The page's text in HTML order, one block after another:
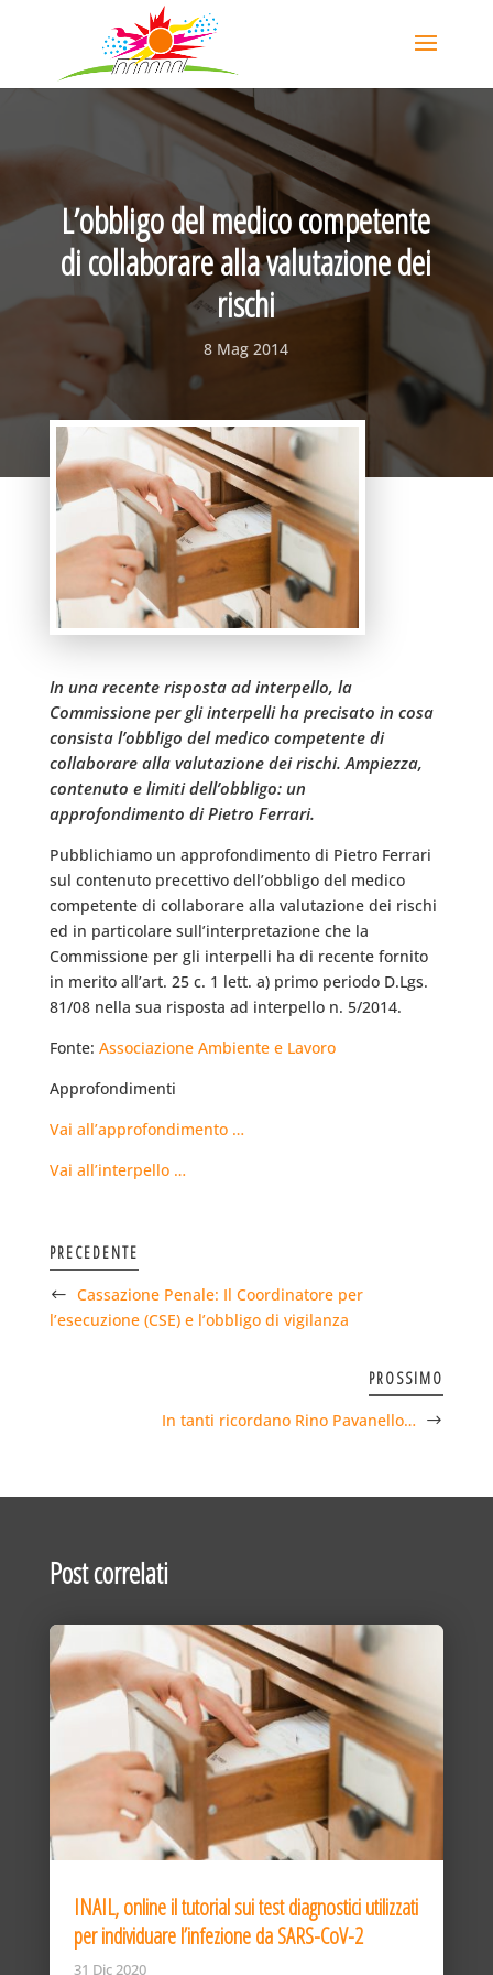
L’obbligo del medico competente
di collaborare alla valutazione dei
rischi
8 Mag 2014
In una recente risposta ad interpello, la
Commissione per gli interpelli ha precisato in cosa
consista l’obbligo del medico competente di
collaborare alla valutazione dei rischi. Ampiezza,
contenuto e limiti dell’obbligo: un
approfondimento di Pietro Ferrari.
Pubblichiamo un approfondimento di Pietro Ferrari
sul contenuto precettivo dell’obbligo del medico
competente di collaborare alla valutazione dei rischi
ed in particolare sull’interpretazione che la
Commissione per gli interpelli ha di recente fornito
in merito all’art. 25 c. 1 lett. a) primo periodo D.Lgs.
81/08 nella sua risposta ad interpello n. 5/2014.
Fonte: Associazione Ambiente e Lavoro
Approfondimenti
Vai all’approfondimento …
Vai all’interpello …
PRECEDENTE
Cassazione Penale: Il Coordinatore per
l’esecuzione (CSE) e l’obbligo di vigilanza
PROSSIMO
In tanti ricordano Rino Pavanello…
Post correlati
INAIL, online il tutorial sui test diagnostici utilizzati
per individuare l’infezione da SARS-CoV-2
31 Dic 2020